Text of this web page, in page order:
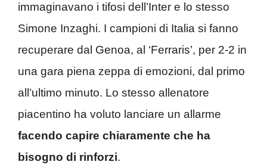
immaginavano i tifosi dell’Inter e lo stesso
Simone Inzaghi. I campioni di Italia si fanno
recuperare dal Genoa, al ‘Ferraris’, per 2-2 in
una gara piena zeppa di emozioni, dal primo
all’ultimo minuto. Lo stesso allenatore
piacentino ha voluto lanciare un allarme
facendo capire chiaramente che ha
bisogno di rinforzi.